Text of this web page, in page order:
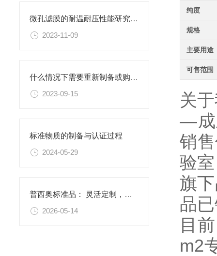
微孔滤膜的耐温耐压性能研究及其应用
2023-11-09
什么情况下需要重新制备或购置新的乙二胺四乙酸二钠滴定溶液标准物质？
2023-09-15
标准物质的制备与认证过程
2024-05-29
普西奥标准品： 灵活定制，满足特殊需求
2026-05-14
纯度
规格
主要用途
可售范围
关
—成
销
验
旗
品
目
m2